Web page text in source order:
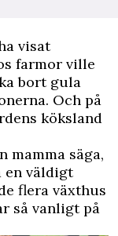
visat
farmor ville
bort gula
Och på
köksland
mamma säga,
en väldigt
flera växthus
så vanligt på